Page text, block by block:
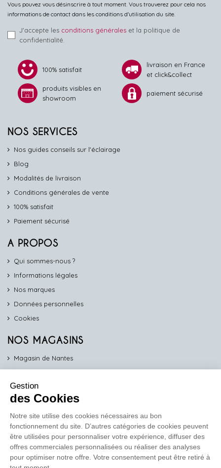
Vous pouvez vous désinscrire à tout moment. Vous trouverez pour cela nos
informations de contact dans les conditions d'utilisation du site.
J'accepte les conditions générales et la politique de
confidentialité.
100% satisfait
livraison en France
et click&collect
produits visibles en
showroom
paiement sécurisé
NOS SERVICES
Nos guides conseils sur l'éclairage
Blog
Modalités de livraison
Conditions générales de vente
100% satisfait
Paiement sécurisé
A PROPOS
Qui sommes-nous ?
Informations légales
Nos marques
Données personnelles
Cookies
NOS MAGASINS
Magasin de Nantes
Magasin de Vannes
Magasin d'Orléans
COMPTOIR PRO
work
Comptoir des Lustres vous propose ses services dédiés aux
Gestion
des Cookies
Notre site utilise des cookies nécessaires au bon
fonctionnement du site. D’autres catégories de cookies peuvent
être utilisées pour personnaliser votre expérience, diffuser des
offres commerciales personnalisées ou réaliser des analyses
pour optimiser notre offre. Votre consentement peut être retiré à